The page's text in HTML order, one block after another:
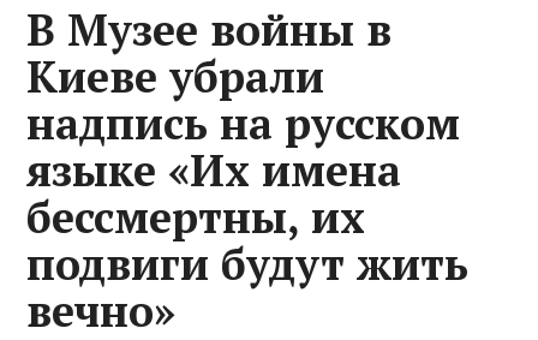
В Музее войны в
Киеве убрали
надпись на русском
языке «Их имена
бессмертны, их
подвиги будут жить
вечно»